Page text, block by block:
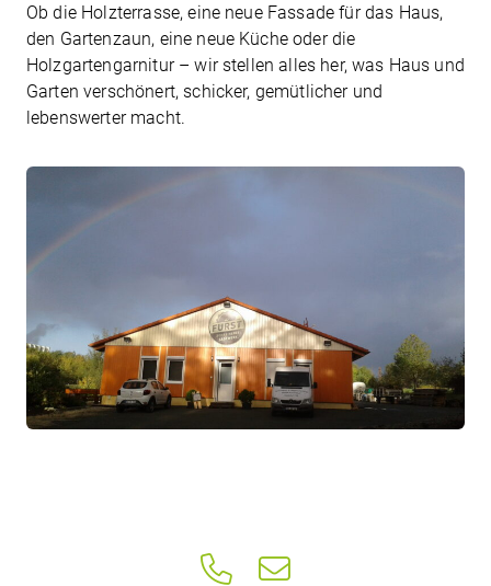
Ob die Holzterrasse, eine neue Fassade für das Haus,
den Gartenzaun, eine neue Küche oder die
Holzgartengarnitur – wir stellen alles her, was Haus und
Garten verschönert, schicker, gemütlicher und
lebenswerter macht.